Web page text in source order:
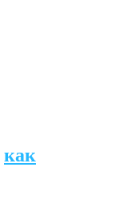
как